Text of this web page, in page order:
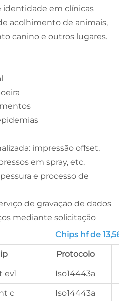
identidade em clínicas
acolhimento de animais,
canino e outros lugares.
impressão offset,
em spray, etc.
e processo de
de gravação de dados
mediante solicitação
Chips hf de 13,56
Protocolo
ev1 Iso14443a
c Iso14443a